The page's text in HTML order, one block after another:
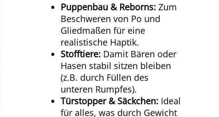
Puppenbau & Reborns: Zum
Beschweren von Po und
Gliedmaßen für eine
realistische Haptik.
Stofftiere: Damit Bären oder
Hasen stabil sitzen bleiben
(z.B. durch Füllen des
unteren Rumpfes).
Türstopper & Säckchen: Ideal
für alles, was durch Gewicht